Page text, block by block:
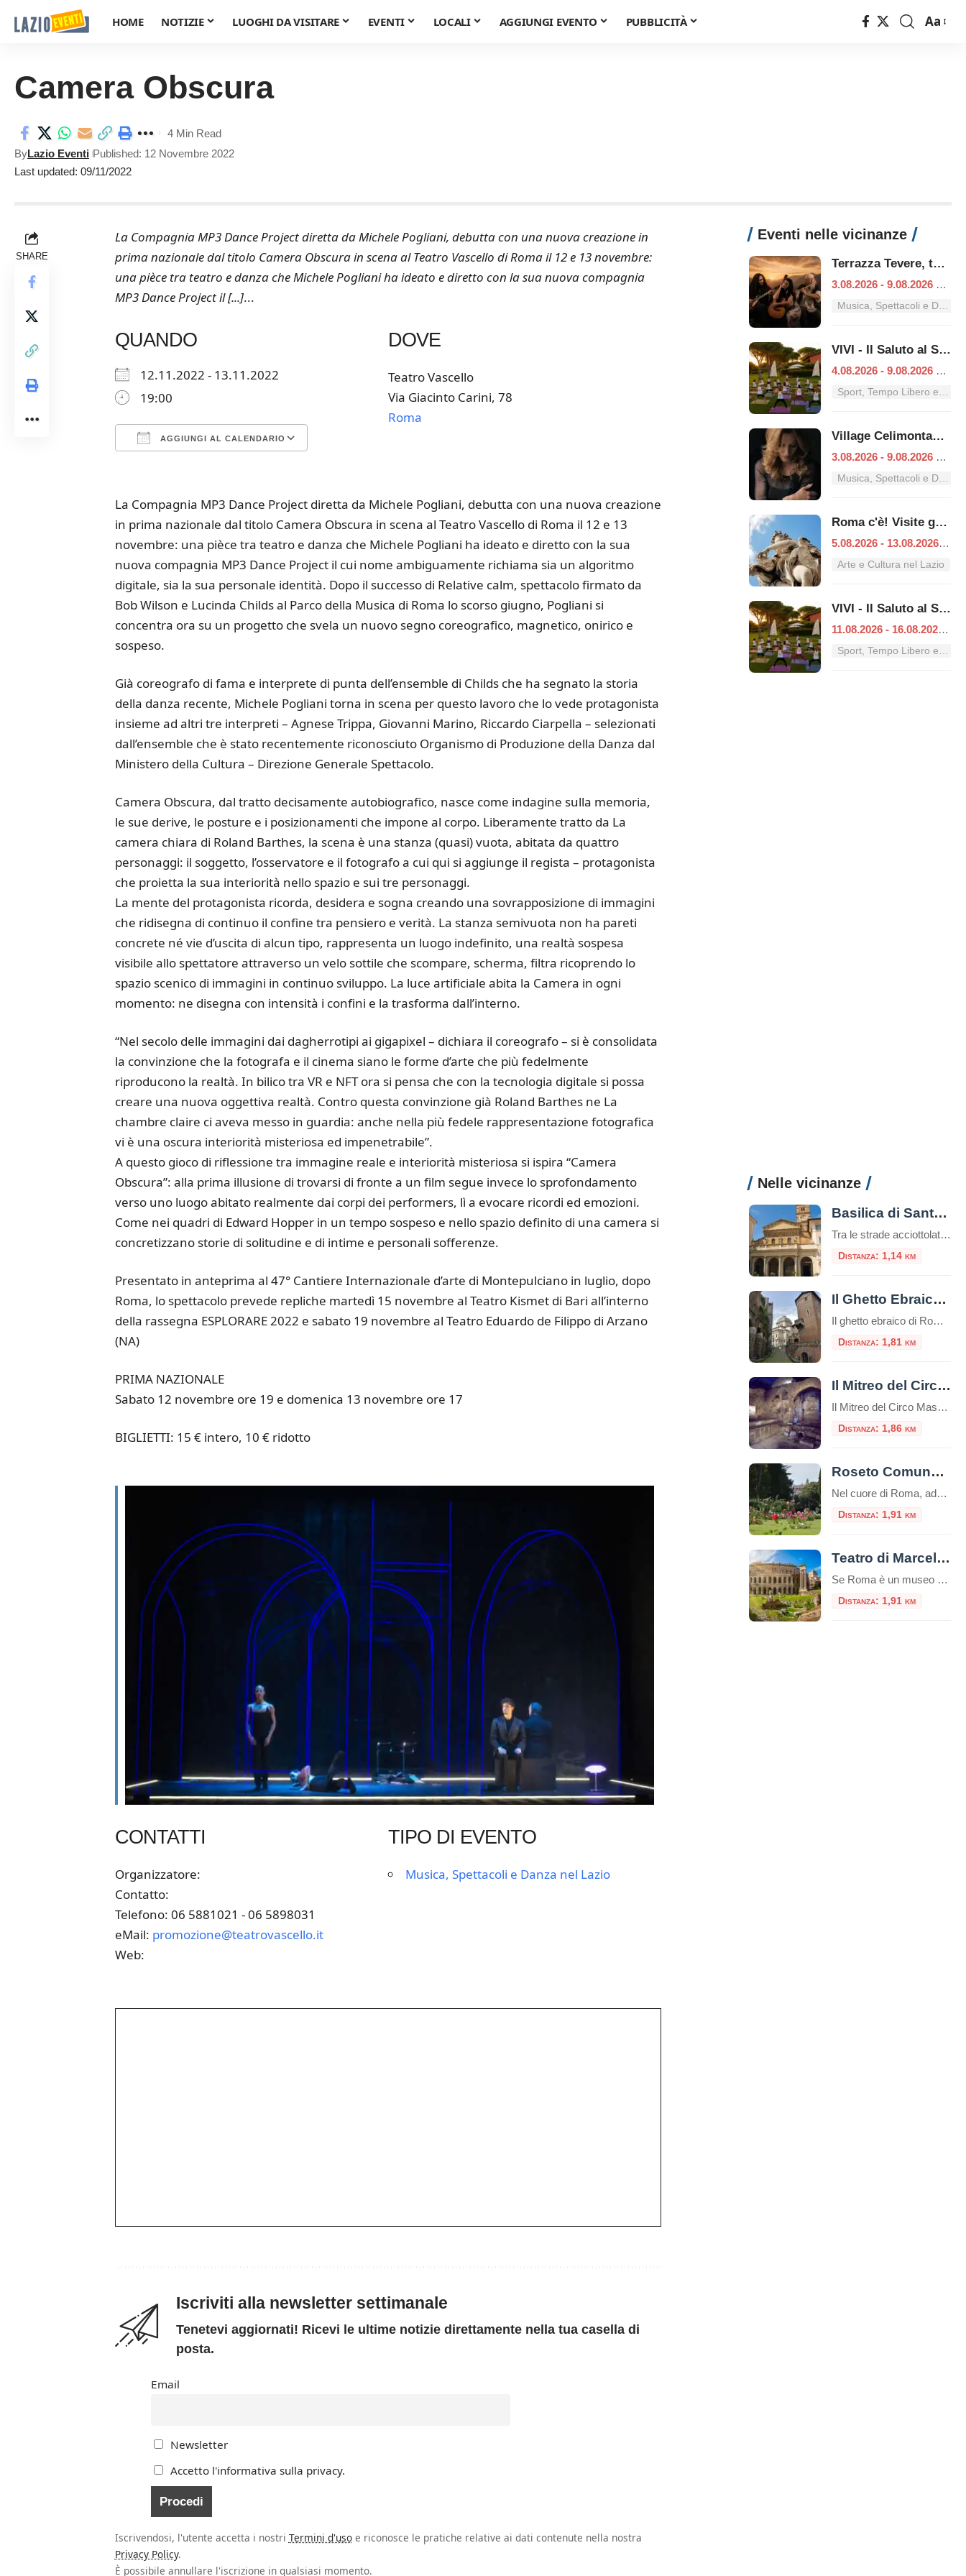
HOME NOTIZIE LUOGHI DA VISITARE EVENTI LOCALI AGGIUNGI EVENTO PUBBLICITÀ
Font
Aa
Camera Obscura
Last updated: 09/11/2022
ByLazio Eventi Published: 12 Novembre 2022
4 Min Read
SHARE
La Compagnia MP3 Dance Project diretta da Michele Pogliani, debutta con una nuova creazione in
prima nazionale dal titolo Camera Obscura in scena al Teatro Vascello di Roma il 12 e 13 novembre:
una pièce tra teatro e danza che Michele Pogliani ha ideato e diretto con la sua nuova compagnia
MP3 Dance Project il [...]...
QUANDO
12.11.2022 - 13.11.2022
19:00
AGGIUNGI AL CALENDARIO
DOVE
Teatro Vascello
Via Giacinto Carini, 78
Roma
La Compagnia MP3 Dance Project diretta da Michele Pogliani, debutta con una nuova creazione
in prima nazionale dal titolo Camera Obscura in scena al Teatro Vascello di Roma il 12 e 13
novembre: una pièce tra teatro e danza che Michele Pogliani ha ideato e diretto con la sua
nuova compagnia MP3 Dance Project il cui nome ambiguamente richiama sia un algoritmo
digitale, sia la sua personale identità. Dopo il successo di Relative calm, spettacolo firmato da
Bob Wilson e Lucinda Childs al Parco della Musica di Roma lo scorso giugno, Pogliani si
concentra ora su un progetto che svela un nuovo segno coreografico, magnetico, onirico e
sospeso.
Già coreografo di fama e interprete di punta dell’ensemble di Childs che ha segnato la storia
della danza recente, Michele Pogliani torna in scena per questo lavoro che lo vede protagonista
insieme ad altri tre interpreti – Agnese Trippa, Giovanni Marino, Riccardo Ciarpella – selezionati
dall’ensemble che è stato recentemente riconosciuto Organismo di Produzione della Danza dal
Ministero della Cultura – Direzione Generale Spettacolo.
Camera Obscura, dal tratto decisamente autobiografico, nasce come indagine sulla memoria,
le sue derive, le posture e i posizionamenti che impone al corpo. Liberamente tratto da La
camera chiara di Roland Barthes, la scena è una stanza (quasi) vuota, abitata da quattro
personaggi: il soggetto, l’osservatore e il fotografo a cui qui si aggiunge il regista – protagonista
che proietta la sua interiorità nello spazio e sui tre personaggi.
La mente del protagonista ricorda, desidera e sogna creando una sovrapposizione di immagini
che ridisegna di continuo il confine tra pensiero e verità. La stanza semivuota non ha pareti
concrete né vie d’uscita di alcun tipo, rappresenta un luogo indefinito, una realtà sospesa
visibile allo spettatore attraverso un velo sottile che scompare, scherma, filtra ricoprendo lo
spazio scenico di immagini in continuo sviluppo. La luce artificiale abita la Camera in ogni
momento: ne disegna con intensità i confini e la trasforma dall’interno.
“Nel secolo delle immagini dai dagherrotipi ai gigapixel – dichiara il coreografo – si è consolidata
la convinzione che la fotografa e il cinema siano le forme d’arte che più fedelmente
riproducono la realtà. In bilico tra VR e NFT ora si pensa che con la tecnologia digitale si possa
creare una nuova oggettiva realtà. Contro questa convinzione già Roland Barthes ne La
chambre claire ci aveva messo in guardia: anche nella più fedele rappresentazione fotografica
vi è una oscura interiorità misteriosa ed impenetrabile”.
A questo gioco di riflessione tra immagine reale e interiorità misteriosa si ispira “Camera
Obscura”: alla prima illusione di trovarsi di fronte a un film segue invece lo sprofondamento
verso uno luogo abitato realmente dai corpi dei performers, lì a evocare ricordi ed emozioni.
Come nei quadri di Edward Hopper in un tempo sospeso e nello spazio definito di una camera si
concretizzano storie di solitudine e di intime e personali sofferenze.
Presentato in anteprima al 47° Cantiere Internazionale d’arte di Montepulciano in luglio, dopo
Roma, lo spettacolo prevede repliche martedì 15 novembre al Teatro Kismet di Bari all’interno
della rassegna ESPLORARE 2022 e sabato 19 novembre al Teatro Eduardo de Filippo di Arzano
(NA)
PRIMA NAZIONALE
Sabato 12 novembre ore 19 e domenica 13 novembre ore 17
BIGLIETTI: 15 € intero, 10 € ridotto
CONTATTI
Organizzatore:
Contatto:
Telefono: 06 5881021 - 06 5898031
eMail: promozione@teatrovascello.it
Web:
TIPO DI EVENTO
Musica, Spettacoli e Danza nel Lazio
Iscriviti alla newsletter settimanale
Tenetevi aggiornati! Ricevi le ultime notizie direttamente nella tua casella di
posta.
Email
Newsletter
Accetto l'informativa sulla privacy.
Iscrivendosi, l'utente accetta i nostri Termini d'usoe riconosce le pratiche relative ai dati contenute nella nostra
Privacy Policy.
È possibile annullare l'iscrizione in qualsiasi momento.
Eventi nelle vicinanze
Terrazza Tevere, tutti i concerti dal 3 al 9 agosto
3.08.2026 - 9.08.2026 |
Musica, Spettacoli e Danza nel Lazio
VIVI - Il Saluto al Sole
4.08.2026 - 9.08.2026 |
Sport, Tempo Libero e Divertimento nel Lazio
Village Celimontana: gli appuntamenti dal 3 al 9 agosto
3.08.2026 - 9.08.2026 |
Musica, Spettacoli e Danza nel Lazio
Roma c'è! Visite guidate (anche per bambini) dal 5 al 13 agosto 2026
5.08.2026 - 13.08.2026
|
Arte e Cultura nel Lazio
VIVI - Il Saluto al Sole
11.08.2026 - 16.08.2026
Sport, Tempo Libero e Divertimento nel Lazio
Nelle vicinanze
Basilica di Santa Maria in Trastevere
Tra le strade acciottolate e l’atmosfera bohémienne del quartiere Trastevere, sorge una delle più antiche e affascinanti chiese di Roma: la Basilica di Santa Maria in Trastevere. Un luogo che unisce spiritualità, storia e bellezza artistica in un unico colpo d’occhio. Un’antichità che affascina Secondo la tradizione, la basilica fu fondata nel III secolo d.C. […]
Distanza: 1,14 km
Il Ghetto Ebraico di Roma
Il ghetto ebraico di Roma è un piccolo quartiere delimitato dal Tevere da una parte e da Piazza Venezia dall’altra, è una zona ricca di storia e cultura e offre diverse attrazioni e luoghi da visitare e numerosi ristorantini tipici.Questo ghetto è stato uno dei primi ghetti istituiti in Europa e ha avuto un impatto […]
Distanza: 1,81 km
Il Mitreo del Circo Massimo
Il Mitreo del Circo Massimo è un sito archeologico situato a Roma, nei pressi del Circo Massimo, che rappresenta un antico santuario dedicato al culto di Mitra.Questo sito è una delle testimonianze più significative dell’antica religione del Mitraismo, una misteriosa religione orientale che si diffuse ampiamente nell’Impero Romano tra il I e il IV secolo […]
Distanza: 1,86 km
Roseto Comunale di Roma
Nel cuore di Roma, adagiato sulle dolci pendici del colle Aventino, si nasconde un gioiello di rara bellezza: il Roseto Comunale. Lontano dal trambusto del centro, questo incantevole giardino offre una vista mozzafiato che spazia dal Circo Massimo ai resti del Palatino, regalando un’esperienza sensoriale unica tra i profumi e i colori di oltre mille […]
Distanza: 1,91 km
Teatro di Marcello e Portico di Ottavia
Se Roma è un museo a cielo aperto, l’area che comprende il Teatro di Marcello e il Portico di Ottavia ne è senza dubbio il padiglione più incredibile. Situati nel cuore del Rione Sant’Angelo, a due passi dal Ghetto Ebraico, questi due monumenti non sono semplici rovine: sono la dimostrazione vivente di come la Città […]
Distanza: 1,91 km